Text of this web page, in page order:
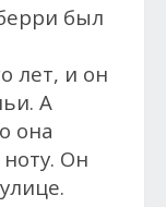
был
лет, и он
А
она
Он